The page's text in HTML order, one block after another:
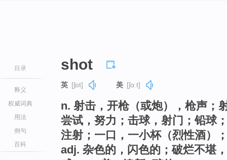
目录
释义
权威词典
用法
例句
百科
shot
英 [ʃɒt] 美 [ʃɑːt]
n. 射击，开枪（或炮），枪声；
尝试，努力；击球，射门；铅球
注射；一口，一小杯（烈性酒）
adj. 杂色的，闪色的；破烂不堪